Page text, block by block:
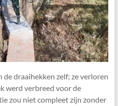
draaihekken zelf; ze verloren
werd verbreed voor de
zou niet compleet zijn zonder